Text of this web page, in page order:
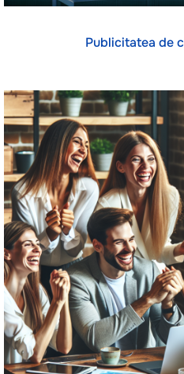
Publicitatea de